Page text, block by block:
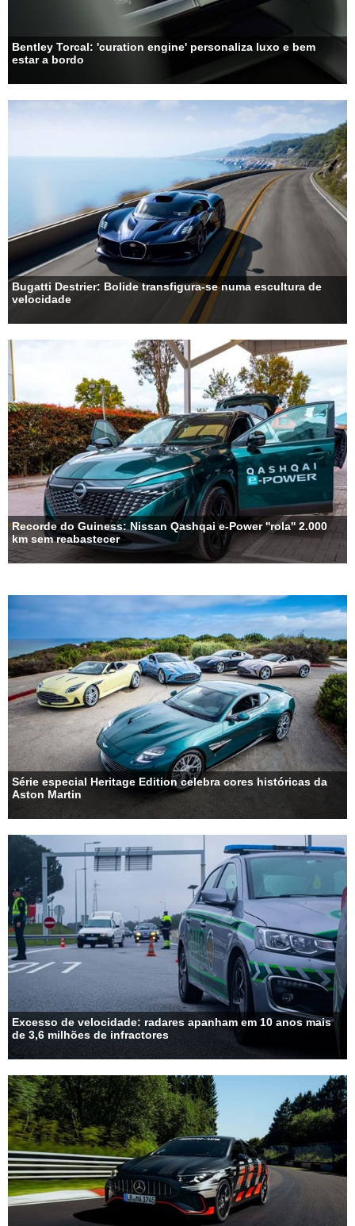
Bentley Torcal: 'curation engine' personaliza luxo e bem
estar a bordo
Bugatti Destrier: Bolide transfigura-se numa escultura de
velocidade
Recorde do Guiness: Nissan Qashqai e-Power ''rola'' 2.000
km sem reabastecer
Série especial Heritage Edition celebra cores históricas da
Aston Martin
Excesso de velocidade: radares apanham em 10 anos mais
de 3,6 milhões de infractores